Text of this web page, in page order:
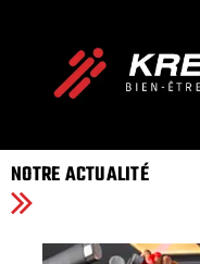
OPINION
NOTRE ACTUALITÉ